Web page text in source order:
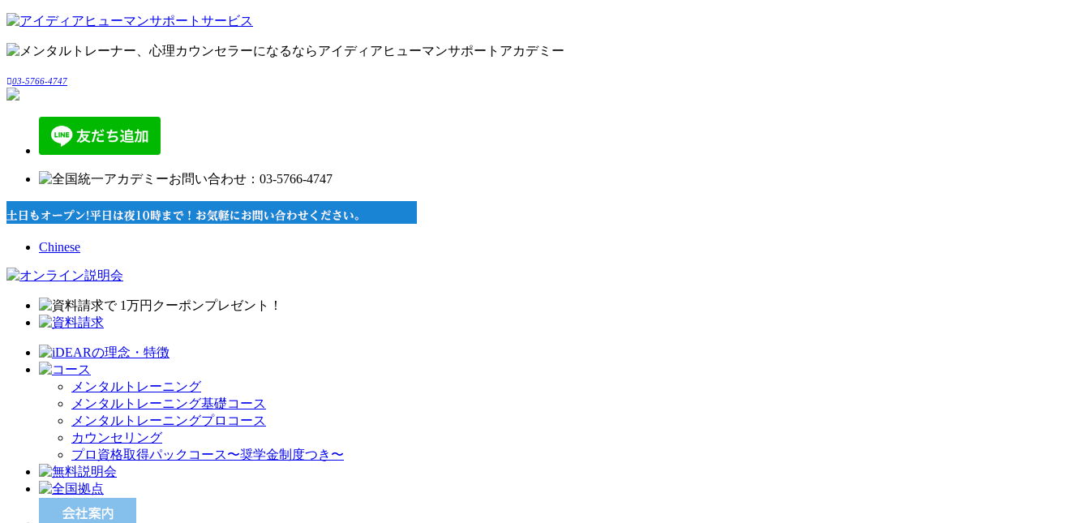
03-5766-4747
Chinese
メンタルトレーニング
メンタルトレーニング基礎コース
メンタルトレーニングプロコース
カウンセリング
プロ資格取得パックコース〜奨学金制度つき〜